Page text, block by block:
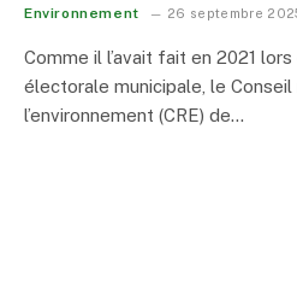
Environnement 26 septembre
Comme il l’avait fait en 2021
électorale municipale, le Conseil
l’environnement (CRE) de…